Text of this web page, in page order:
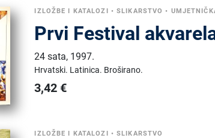
IZLOŽBE I KATALOZI •SLIKARSTVO •
Prvi Festival
24 sata, 1997.
Hrvatski. Latinica. Broširano.
3,42 €
IZLOŽBE I KATALOZI •SLIKARSTVO